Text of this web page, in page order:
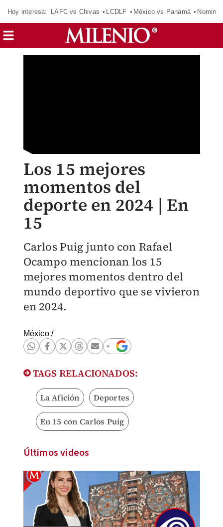
Hoy interesa: LAFC vs Chivas LCDLF México vs Panamá
Los 15 mejores
momentos del
deporte en 2024 | En
15
Carlos Puig junto con Rafael
Ocampo mencionan los 15
mejores momentos dentro del
mundo deportivo que se vivieron
en 2024.
México/
TAGS RELACIONADOS:
La Afición Deportes
En 15 con Carlos Puig
Últimos videos